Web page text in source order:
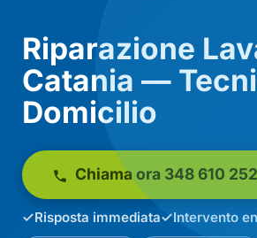
Riparazione
Catania —
Domicilio
Chiama ora 348 610
Risposta immediata Intervento